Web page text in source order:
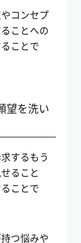
コンセプ
ことへの
ことで
望を洗い
するもう
ること
ことで
つ悩みや